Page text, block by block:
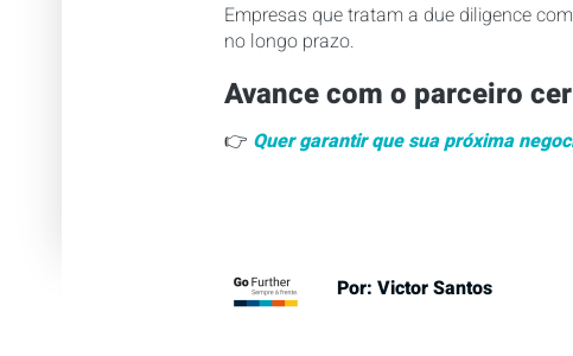
Empresas que tratam a due diligence
no longo prazo.
Avance com o parceiro
👉 Quer garantir que sua próxima
Por: Victor Santos